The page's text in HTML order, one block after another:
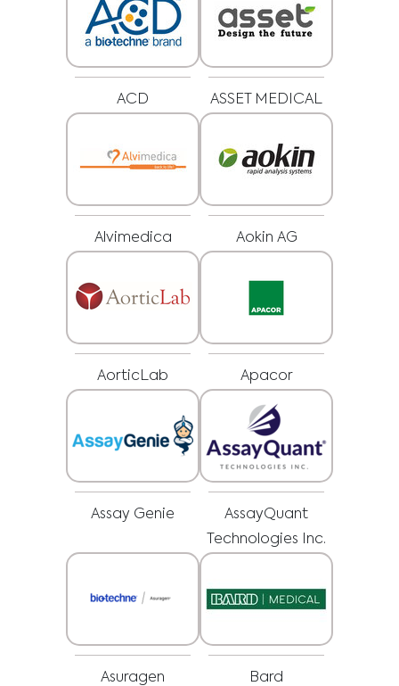
ZRIEKNUTIE SA ZODPOVEDNOSTI: TÁTO WEBOVÁ
STRÁNKA NEPOSKYTUJE LEKÁRSKE PORADENSTVO
niekedy sú určené len pre zdravotníckych pracovníkov. Vlastník tejto webovej
stránky nezodpovedá za žiadne chyby, nepresnosti alebo nezrovnalosti,
diagnózu alebo liečbu. Pred začatím nového liečebného režimu sa vždy
pracovníkom o všetkých otázkach týkajúcich sa vášho zdravia alebo liečby a
vždy rešpektujte odborné zdravotné odporúčania a neodkladajte ich
používanie, aj keď ste sa o nich dočítali na tejto webovej stránke.
Som zdravotnícky pracovník
ACD ASSET MEDICAL
Alvimedica Aokin AG
AorticLab Apacor
Assay Genie
AssayQuant
Technologies Inc.
Asuragen Bard